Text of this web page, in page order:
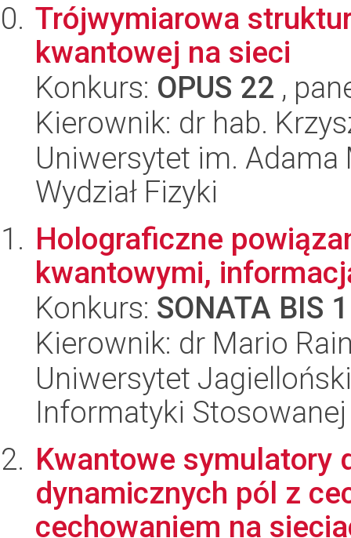
Trójwymiarowa
kwantowej na sieci
Konkurs: OPUS 22 ,
Kierownik: dr hab.
Uniwersytet im.
Wydział Fizyki
Holograficzne
kwantowymi,
Konkurs: SONATA BIS
Kierownik: dr Mario
Uniwersytet
Informatyki Stosowanej
Kwantowe symulatory
dynamicznych pól z
cechowaniem na